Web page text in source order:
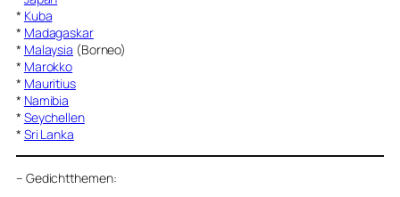
* Kuba
* Madagaskar
* Malaysia (Borneo)
* Marokko
* Mauritius
* Namibia
* Seychellen
* Sri Lanka
– Gedichtthemen: